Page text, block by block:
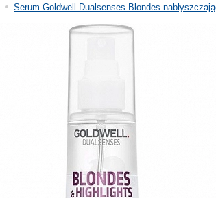
Serum Goldwell Dualsenses Blondes